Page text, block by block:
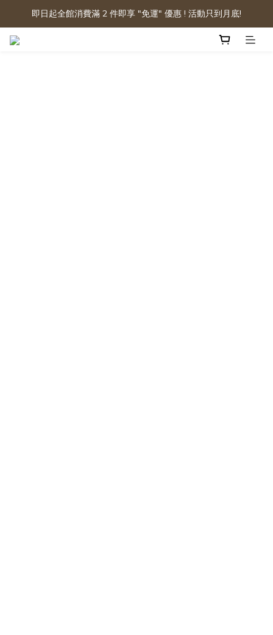
即日起全館消費滿 2 件即享 "免運" 優惠 ! 活動只到月底!